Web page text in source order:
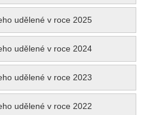
udělené v roce 2025
udělené v roce 2024
udělené v roce 2023
udělené v roce 2022